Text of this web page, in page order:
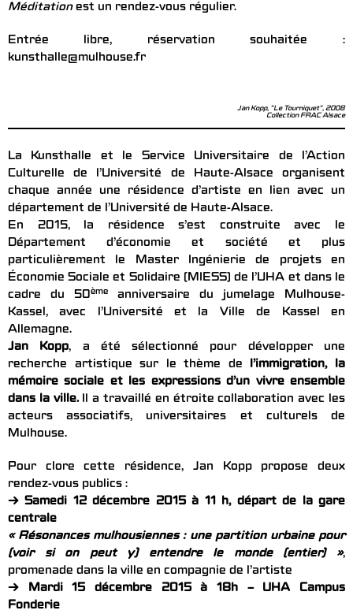
Méditationest un rendez-vous régulier.
Entrée libre, réservation souhaitée :
kunsthalle@mulhouse.fr
Jan Kopp, "Le Tourniquet", 2008
Collection FRAC Alsace
La Kunsthalle et le Service Universitaire de l’Action
Culturelle de l’Université de Haute-Alsace organisent
chaque année une résidence d’artiste en lien avec un
département de l’Université de Haute-Alsace.
En 2015, la résidence s’est construite avec le
Département d’économie et société et plus
particulièrement le Master Ingénierie de projets en
Économie Sociale et Solidaire (MIESS) de l’UHA et dans le
cadre du 50ème
anniversaire du jumelage Mulhouse-
Kassel, avec l’Université et la Ville de Kassel en
Allemagne.
Jan Kopp, a été sélectionné pour développer une
recherche artistique sur le thème de l’immigration, la
mémoire sociale et les expressions d’un vivre ensemble
dans la ville. Il a travaillé en étroite collaboration avec les
acteurs associatifs, universitaires et culturels de
Mulhouse.
Pour clore cette résidence, Jan Kopp propose deux
rendez-vous publics :
→ Samedi 12 décembre 2015 à 11 h, départ de la gare
centrale
« Résonances mulhousiennes : une partition urbaine pour
(voir si on peut y) entendre le monde (entier) »,
promenade dans la ville en compagnie de l’artiste
→ Mardi 15 décembre 2015 à 18h – UHA Campus
Fonderie